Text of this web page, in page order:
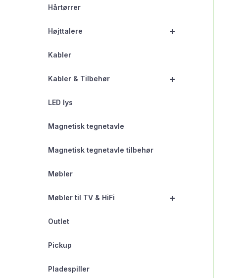
Hårtørrer
+
Højttalere
Kabler
+
Kabler & Tilbehør
LED lys
Magnetisk tegnetavle
Magnetisk tegnetavle tilbehør
Møbler
+
Møbler til TV & HiFi
Outlet
Pickup
Pladespiller